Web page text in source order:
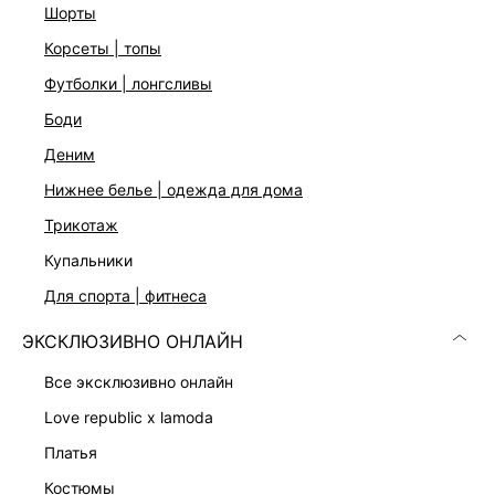
шорты
корсеты | топы
футболки | лонгсливы
боди
деним
нижнее белье | одежда для дома
трикотаж
купальники
для спорта | фитнеса
ЭКСКЛЮЗИВНО ОНЛАЙН
все эксклюзивно онлайн
love republic x lamoda
платья
костюмы
Бережная стирка при максимальной температуре 30ºС, Не
отбеливать, Машинная сушка запрещена, Глажение при
110ºС, Сухая чистка запрещена, ВОЗМОЖЕН СХОД
КРАСИТЕЛЯ. РЕКОМЕНДУЕТСЯ СТИРКА ПЕРЕД НАЧАЛОМ
изделиями похожих цветов
Описание
102
ДОСТАВКА И ВОЗВРАТ
Подробные условия доставки и возврата